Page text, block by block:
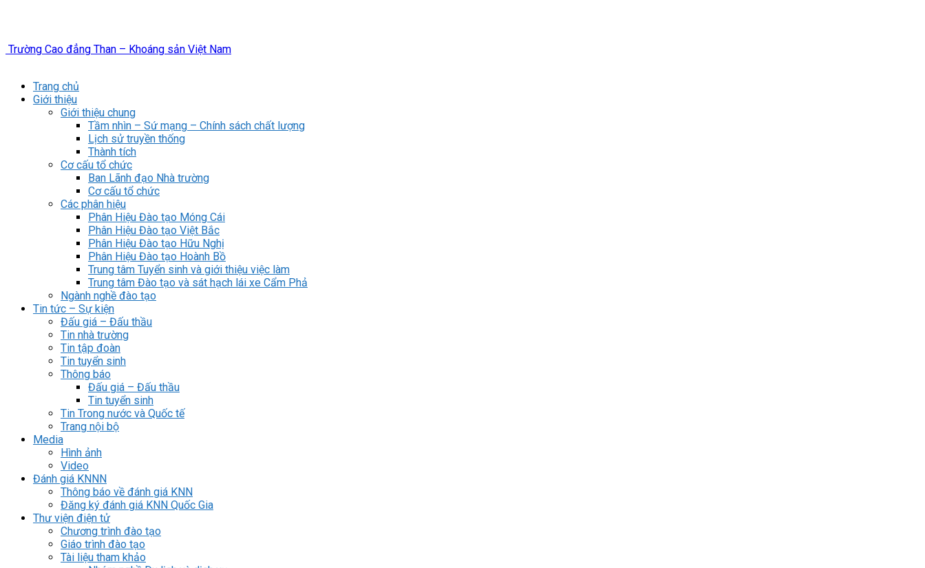
Trường Cao đẳng Than – Khoáng sản Việt Nam
Trang chủ
Giới thiệu
Giới thiệu chung
Tầm nhìn – Sứ mạng – Chính sách chất lượng
Lịch sử truyền thống
Thành tích
Cơ cấu tổ chức
Ban Lãnh đạo Nhà trường
Cơ cấu tổ chức
Các phân hiệu
Phân Hiệu Đào tạo Móng Cái
Phân Hiệu Đào tạo Việt Bắc
Phân Hiệu Đào tạo Hữu Nghị
Phân Hiệu Đào tạo Hoành Bồ
Trung tâm Tuyển sinh và giới thiệu việc làm
Trung tâm Đào tạo và sát hạch lái xe Cẩm Phả
Ngành nghề đào tạo
Tin tức – Sự kiện
Đấu giá – Đấu thầu
Tin nhà trường
Tin tập đoàn
Tin tuyển sinh
Thông báo
Đấu giá – Đấu thầu
Tin tuyển sinh
Tin Trong nước và Quốc tế
Trang nội bộ
Media
Hình ảnh
Video
Đánh giá KNNN
Thông báo về đánh giá KNN
Đăng ký đánh giá KNN Quốc Gia
Thư viện điện tử
Chương trình đào tạo
Giáo trình đào tạo
Tài liệu tham khảo